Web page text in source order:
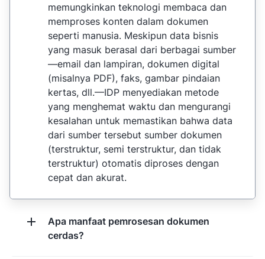
memungkinkan teknologi membaca dan
memproses konten dalam dokumen
seperti manusia. Meskipun data bisnis
yang masuk berasal dari berbagai sumber
—email dan lampiran, dokumen digital
(misalnya PDF), faks, gambar pindaian
kertas, dll.—IDP menyediakan metode
yang menghemat waktu dan mengurangi
kesalahan untuk memastikan bahwa data
dari sumber tersebut sumber dokumen
(terstruktur, semi terstruktur, dan tidak
terstruktur) otomatis diproses dengan
cepat dan akurat.
Apa manfaat pemrosesan dokumen
cerdas?